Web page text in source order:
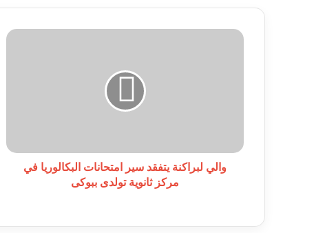
والي
ثانوية
تولدىوالي لبراكنة يتفقد سير امتحانات البكالوريا في
مركز ثانوية تولدى ببوكى